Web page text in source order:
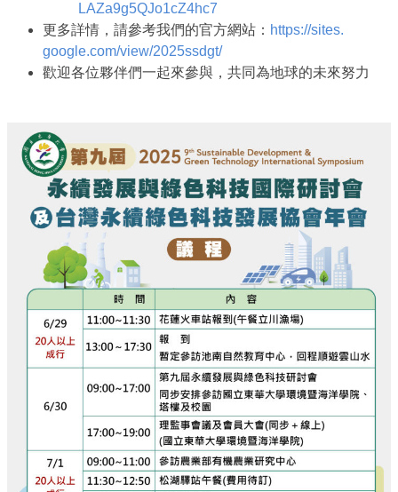
LAZa9g5QJo1cZ4hc7
更多詳情，請參考我們的官方網站： https://sites.
google.com/view/2025ssdgt/
歡迎各位夥伴們一起來參與，共同為地球的未來努力